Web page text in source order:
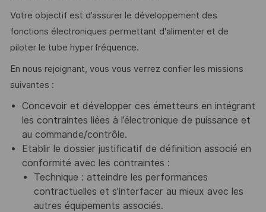
Votre objectif est d’assurer le développement des
fonctions électroniques permettant d'alimenter et de
piloter le tube hyperfréquence.
En nous rejoignant, vous vous verrez confier les missions
suivantes :
Concevoir et développer ces émetteurs en intégrant
les contraintes liées à l’électronique de puissance et
au commande/contrôle.
Etablir le dossier justificatif de définition associé en
conformité avec les contraintes :
Technique : atteindre les performances
contractuelles et s’interfacer au mieux avec les
autres équipements associés.